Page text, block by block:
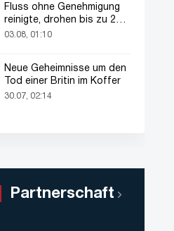
Fluss ohne Genehmigung
reinigte, drohen bis zu 2
Jahre Haft
03.08, 01:10
Neue Geheimnisse um den
Tod einer Britin im Koffer
30.07, 02:14
Partnerschaft